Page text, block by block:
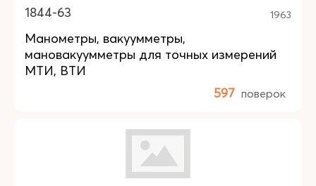
1844-63 1963
Манометры, вакуумметры,
мановакуумметры для точных измерений
МТИ, ВТИ
597 поверок